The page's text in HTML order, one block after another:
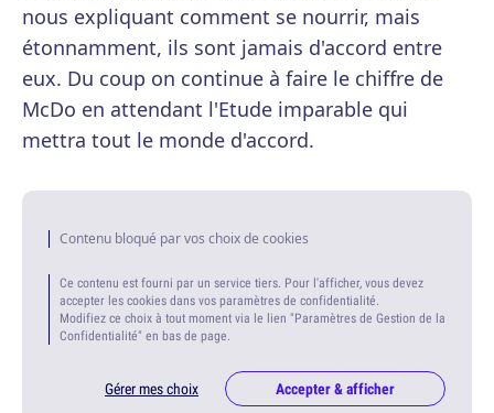
nous expliquant comment se nourrir, mais
étonnamment, ils sont jamais d'accord entre
eux. Du coup on continue à faire le chiffre de
McDo en attendant l'Etude imparable qui
mettra tout le monde d'accord.
Contenu bloqué par vos choix de cookies
Ce contenu est fourni par un service tiers. Pour l'afficher, vous devez
accepter les cookies dans vos paramètres de confidentialité.
Modifiez ce choix à tout moment via le lien "Paramètres de Gestion de la
Confidentialité" en bas de page.
Gérer mes choix Accepter & afficher